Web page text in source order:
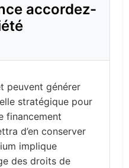
accordez-
peuvent générer
stratégique pour
financement
d’en conserver
implique
des droits de